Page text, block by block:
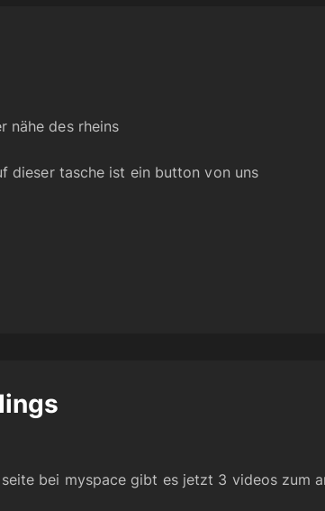
nähe des rheins
dieser tasche ist ein button von uns
bei myspace gibt es jetzt 3 videos zum